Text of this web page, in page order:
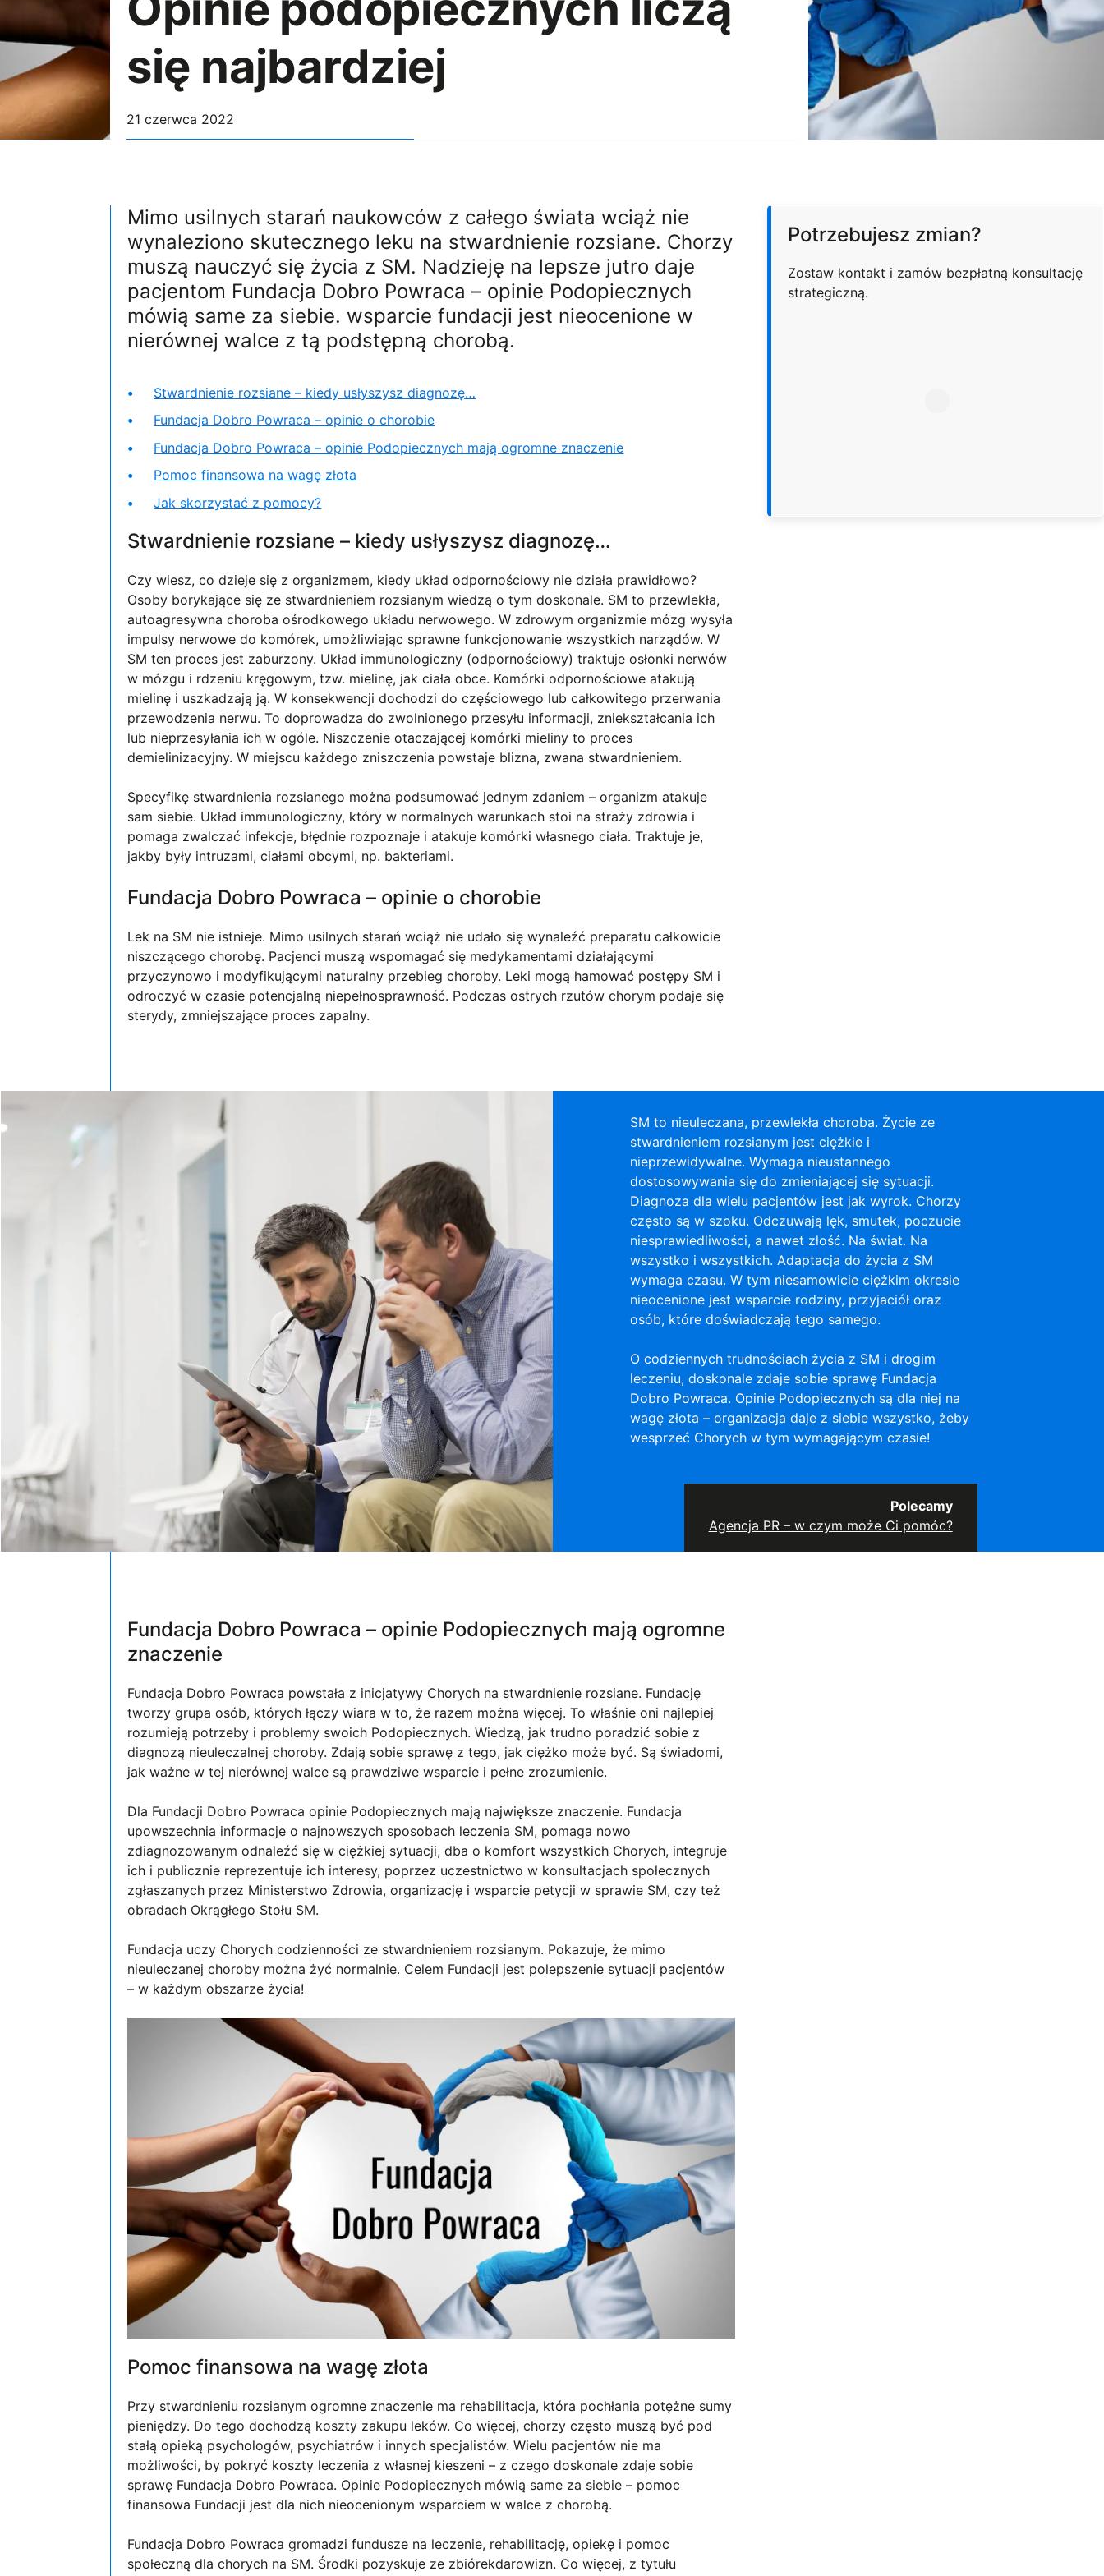
się najbardziej
21 czerwca 2022
Mimo usilnych starań naukowców z całego świata wciąż nie
wynaleziono skutecznego leku na stwardnienie rozsiane. Chorzy
muszą nauczyć się życia z SM. Nadzieję na lepsze jutro daje
pacjentom Fundacja Dobro Powraca – opinie Podopiecznych
mówią same za siebie. wsparcie fundacji jest nieocenione w
nierównej walce z tą podstępną chorobą.
Stwardnienie rozsiane – kiedy usłyszysz diagnozę…
Fundacja Dobro Powraca – opinie o chorobie
Fundacja Dobro Powraca – opinie Podopiecznych mają ogromne znaczenie
Pomoc finansowa na wagę złota
Jak skorzystać z pomocy?
Stwardnienie rozsiane – kiedy usłyszysz diagnozę…
Czy wiesz, co dzieje się z organizmem, kiedy układ odpornościowy nie działa prawidłowo?
Osoby borykające się ze stwardnieniem rozsianym wiedzą o tym doskonale. SM to przewlekła,
autoagresywna choroba ośrodkowego układu nerwowego. W zdrowym organizmie mózg wysyła
impulsy nerwowe do komórek, umożliwiając sprawne funkcjonowanie wszystkich narządów. W
SM ten proces jest zaburzony. Układ immunologiczny (odpornościowy) traktuje osłonki nerwów
w mózgu i rdzeniu kręgowym, tzw. mielinę, jak ciała obce. Komórki odpornościowe atakują
mielinę i uszkadzają ją. W konsekwencji dochodzi do częściowego lub całkowitego przerwania
przewodzenia nerwu. To doprowadza do zwolnionego przesyłu informacji, zniekształcania ich
lub nieprzesyłania ich w ogóle. Niszczenie otaczającej komórki mieliny to proces
demielinizacyjny. W miejscu każdego zniszczenia powstaje blizna, zwana stwardnieniem.
Specyfikę stwardnienia rozsianego można podsumować jednym zdaniem – organizm atakuje
sam siebie. Układ immunologiczny, który w normalnych warunkach stoi na straży zdrowia i
pomaga zwalczać infekcje, błędnie rozpoznaje i atakuje komórki własnego ciała. Traktuje je,
jakby były intruzami, ciałami obcymi, np. bakteriami.
Fundacja Dobro Powraca – opinie o chorobie
Lek na SM nie istnieje. Mimo usilnych starań wciąż nie udało się wynaleźć preparatu całkowicie
niszczącego chorobę. Pacjenci muszą wspomagać się medykamentami działającymi
przyczynowo i modyfikującymi naturalny przebieg choroby. Leki mogą hamować postępy SM i
odroczyć w czasie potencjalną niepełnosprawność. Podczas ostrych rzutów chorym podaje się
sterydy, zmniejszające proces zapalny.
SM to nieuleczana, przewlekła choroba. Życie ze
stwardnieniem rozsianym jest ciężkie i
nieprzewidywalne. Wymaga nieustannego
dostosowywania się do zmieniającej się sytuacji.
Diagnoza dla wielu pacjentów jest jak wyrok. Chorzy
często są w szoku. Odczuwają lęk, smutek, poczucie
niesprawiedliwości, a nawet złość. Na świat. Na
wszystko i wszystkich. Adaptacja do życia z SM
wymaga czasu. W tym niesamowicie ciężkim okresie
nieocenione jest wsparcie rodziny, przyjaciół oraz
osób, które doświadczają tego samego.
O codziennych trudnościach życia z SM i drogim
leczeniu, doskonale zdaje sobie sprawę Fundacja
Dobro Powraca. Opinie Podopiecznych są dla niej na
wagę złota – organizacja daje z siebie wszystko, żeby
wesprzeć Chorych w tym wymagającym czasie!
Polecamy
Agencja PR – w czym może Ci pomóc?
Fundacja Dobro Powraca – opinie Podopiecznych mają ogromne
znaczenie
Fundacja Dobro Powraca powstała z inicjatywy Chorych na stwardnienie rozsiane. Fundację
tworzy grupa osób, których łączy wiara w to, że razem można więcej. To właśnie oni najlepiej
rozumieją potrzeby i problemy swoich Podopiecznych. Wiedzą, jak trudno poradzić sobie z
diagnozą nieuleczalnej choroby. Zdają sobie sprawę z tego, jak ciężko może być. Są świadomi,
jak ważne w tej nierównej walce są prawdziwe wsparcie i pełne zrozumienie.
Dla Fundacji Dobro Powraca opinie Podopiecznych mają największe znaczenie. Fundacja
upowszechnia informacje o najnowszych sposobach leczenia SM, pomaga nowo
zdiagnozowanym odnaleźć się w ciężkiej sytuacji, dba o komfort wszystkich Chorych, integruje
ich i publicznie reprezentuje ich interesy, poprzez uczestnictwo w konsultacjach społecznych
zgłaszanych przez Ministerstwo Zdrowia, organizację i wsparcie petycji w sprawie SM, czy też
obradach Okrągłego Stołu SM.
Fundacja uczy Chorych codzienności ze stwardnieniem rozsianym. Pokazuje, że mimo
nieuleczanej choroby można żyć normalnie. Celem Fundacji jest polepszenie sytuacji pacjentów
– w każdym obszarze życia!
Pomoc finansowa na wagę złota
Przy stwardnieniu rozsianym ogromne znaczenie ma rehabilitacja, która pochłania potężne sumy
pieniędzy. Do tego dochodzą koszty zakupu leków. Co więcej, chorzy często muszą być pod
stałą opieką psychologów, psychiatrów i innych specjalistów. Wielu pacjentów nie ma
możliwości, by pokryć koszty leczenia z własnej kieszeni – z czego doskonale zdaje sobie
sprawę Fundacja Dobro Powraca. Opinie Podopiecznych mówią same za siebie – pomoc
finansowa Fundacji jest dla nich nieocenionym wsparciem w walce z chorobą.
Fundacja Dobro Powraca gromadzi fundusze na leczenie, rehabilitację, opiekę i pomoc
społeczną dla chorych na SM. Środki pozyskuje ze zbiórekdarowizn. Co więcej, z tytułu
Potrzebujesz zmian?
Zostaw kontakt i zamów bezpłatną konsultację
strategiczną.